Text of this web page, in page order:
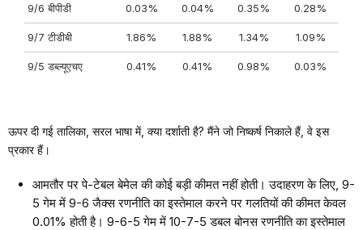
9/6 बीपीडी 0.03% 0.04% 0.35% 0.28%
9/7 टीडीबी 1.86% 1.88% 1.34% 1.09%
9/5 डब्ल्यूएचए 0.41% 0.41% 0.98% 0.03%
ऊपर दी गई तालिका, सरल भाषा में, क्या दर्शाती है? मैंने जो निष्कर्ष निकाले हैं, वे इस
प्रकार हैं।
आमतौर पर पे-टेबल बेमेल की कोई बड़ी कीमत नहीं होती। उदाहरण के लिए, 9-
5 गेम में 9-6 जैक्स रणनीति का इस्तेमाल करने पर गलतियों की कीमत केवल
0.01% होती है। 9-6-5 गेम में 10-7-5 डबल बोनस रणनीति का इस्तेमाल